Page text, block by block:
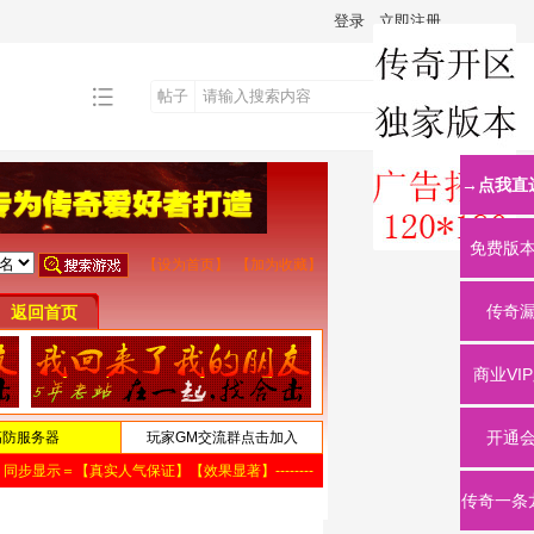
登录 立即注册
帖子
搜
索
→点我直
免费版
传奇
商业
开通
传奇一条